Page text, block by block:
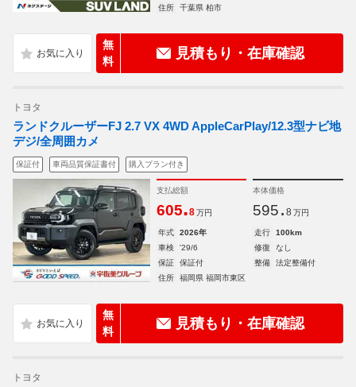
住所
千葉県 柏市
無
料
見積もり・在庫確認
トヨタ
ランドクルーザーFJ 2.7 VX 4WD AppleCarPlay/12.3型ナビ地
デジ/全周囲カメ
保証付 車両品質保証書付 購入プラン付き
支払総額
605.8 万円
本体価格
595. 8 万円
年式 2026年 走行
100km
車検
'29/6 修復
なし
保証
保証付 整備
法定整備付
住所
福岡県 福岡市東区
無
料
見積もり・在庫確認
トヨタ